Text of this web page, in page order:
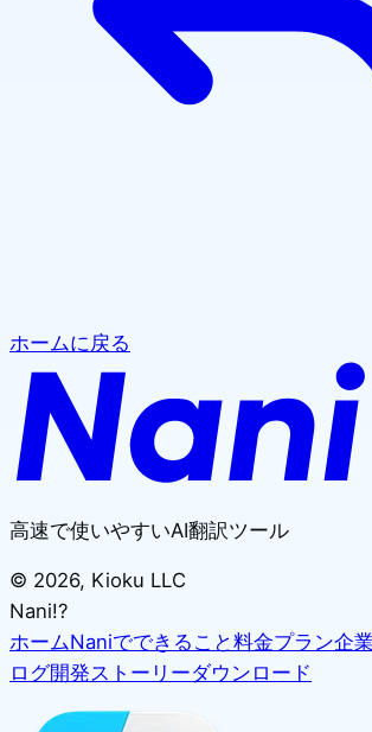
ホームに戻る
高速で使いやすいAI翻訳ツール
© 2026, Kioku LLC
Nani!?
ホームNaniでできること料金プラン企
ログ開発ストーリーダウンロード